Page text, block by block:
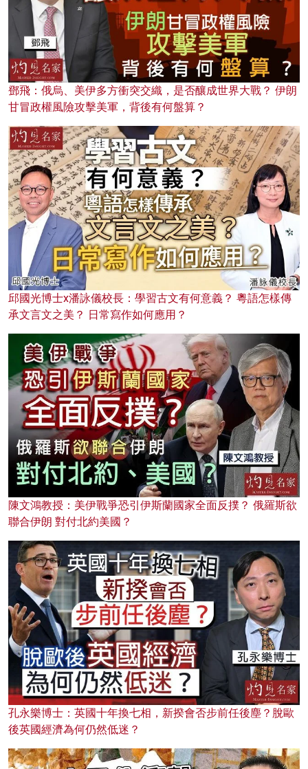
鄧飛：俄烏、美伊多方衝突交織，是否釀成世界大戰？ 伊朗
甘冒政權風險攻擊美軍，背後有何盤算？
邱國光博士x潘詠儀校長：學習古文有何意義？ 粵語怎樣傳
承文言文之美？ 日常寫作如何應用？
陳文鴻教授：美伊戰爭恐引伊斯蘭國家全面反撲？ 俄羅斯欲
聯合伊朗 對付北約美國？
孔永樂博士：英國十年換七相，新揆會否步前任後塵？脫歐
後英國經濟為何仍然低迷？